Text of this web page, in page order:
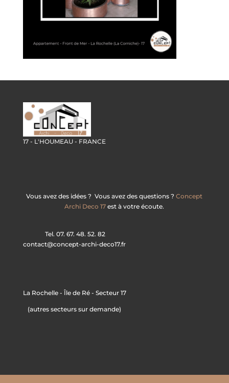
17 - L'HOUMEAU - FRANCE
Vous avez des idées ? Vous avez des questions ?Concept
Archi Deco 17 est à votre écoute.
Tel. 07. 67. 48. 52. 82
contact@concept-archi-deco17.fr
La Rochelle - Île de Ré - Secteur 17
(autres secteurs sur demande)